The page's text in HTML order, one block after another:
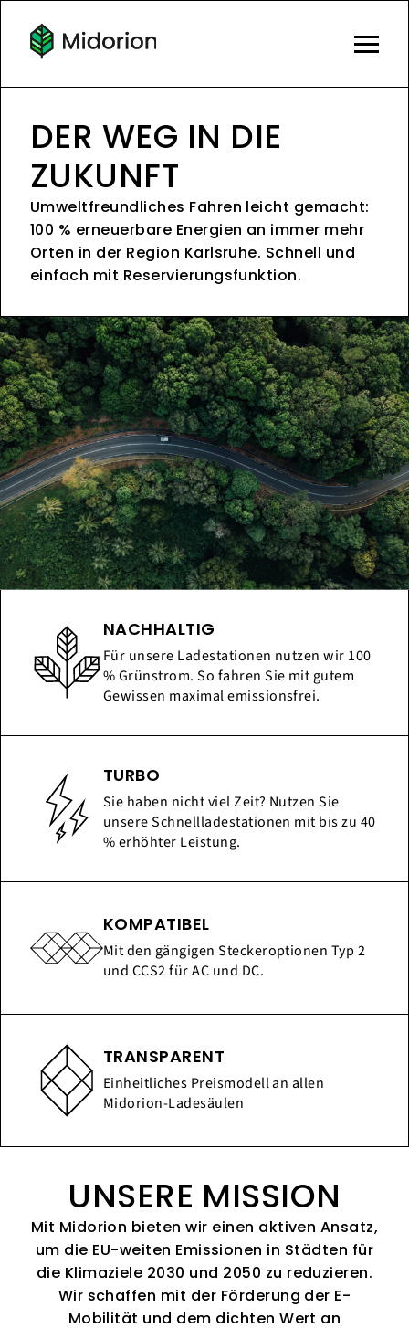
DER WEG IN DIE
ZUKUNFT
Umweltfreundliches Fahren leicht gemacht:
100 % erneuerbare Energien an immer mehr
Orten in der Region Karlsruhe. Schnell und
einfach mit Reservierungsfunktion.
NACHHALTIG
Für unsere Ladestationen nutzen wir 100
% Grünstrom. So fahren Sie mit gutem
Gewissen maximal emissionsfrei.
TURBO
Sie haben nicht viel Zeit? Nutzen Sie
unsere Schnellladestationen mit bis zu 40
% erhöhter Leistung.
KOMPATIBEL
Mit den gängigen Steckeroptionen Typ 2
und CCS2 für AC und DC.
TRANSPARENT
Einheitliches Preismodell an allen
Midorion-Ladesäulen
UNSERE MISSION
Mit Midorion bieten wir einen aktiven Ansatz,
um die EU-weiten Emissionen in Städten für
die Klimaziele 2030 und 2050 zu reduzieren.
Wir schaffen mit der Förderung der E-
Mobilität und dem dichten Wert an